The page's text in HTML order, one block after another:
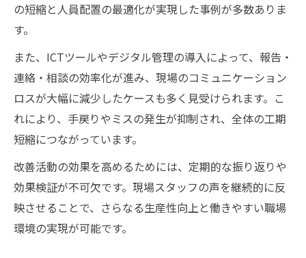
の短縮と人員配置の最適化が実現した事例が多数ありま
す。
また、ICTツールやデジタル管理の導入によって、報告・
連絡・相談の効率化が進み、現場のコミュニケーション
ロスが大幅に減少したケースも多く見受けられます。こ
れにより、手戻りやミスの発生が抑制され、全体の工期
短縮につながっています。
改善活動の効果を高めるためには、定期的な振り返りや
効果検証が不可欠です。現場スタッフの声を継続的に反
映させることで、さらなる生産性向上と働きやすい職場
環境の実現が可能です。